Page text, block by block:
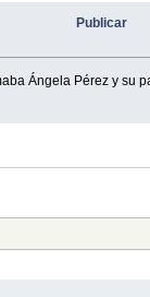
Publicar
Ángela Pérez y su